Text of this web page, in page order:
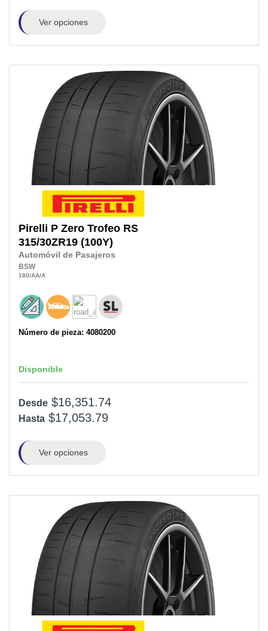
Ver opciones
Pirelli P Zero Trofeo RS
315/30ZR19 (100Y)
Automóvil de Pasajeros
BSW
180/AA/A
Número de pieza: 4080200
Disponible
Desde $16,351.74
Hasta $17,053.79
Ver opciones